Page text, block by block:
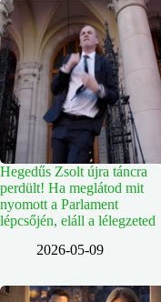
Hegedűs Zsolt újra táncra
perdült! Ha meglátod mit
nyomott a Parlament
lépcsőjén, eláll a lélegzeted
2026-05-09